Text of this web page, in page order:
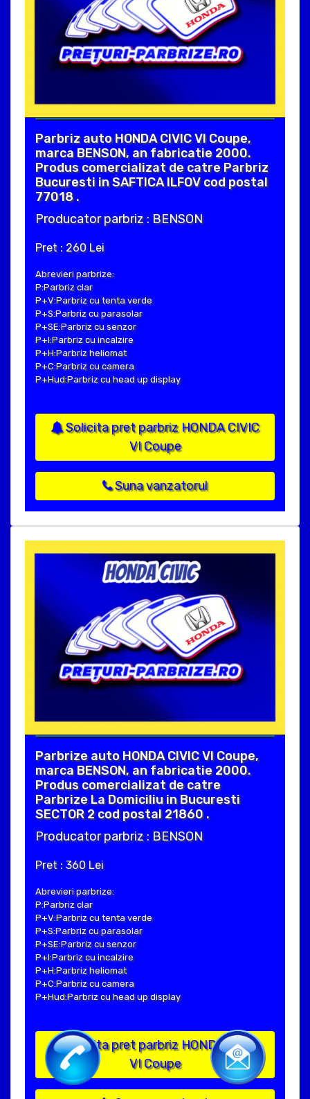
Parbriz auto HONDA CIVIC VI Coupe,
marca BENSON, an fabricatie 2000.
Produs comercializat de catre Parbriz
Bucuresti in SAFTICA ILFOV cod postal
77018 .
Producator parbriz : BENSON
Pret : 260 Lei
Abrevieri parbrize:
P:Parbriz clar
P+V:Parbriz cu tenta verde
P+S:Parbriz cu parasolar
P+SE:Parbriz cu senzor
P+I:Parbriz cu incalzire
P+H:Parbriz heliomat
P+C:Parbriz cu camera
P+Hud:Parbriz cu head up display
Solicita pret parbriz HONDA CIVIC
VI Coupe
Suna vanzatorul
Parbrize auto HONDA CIVIC VI Coupe,
marca BENSON, an fabricatie 2000.
Produs comercializat de catre
Parbrize La Domiciliu in Bucuresti
SECTOR 2 cod postal 21860 .
Producator parbriz : BENSON
Pret : 360 Lei
Abrevieri parbrize:
P:Parbriz clar
P+V:Parbriz cu tenta verde
P+S:Parbriz cu parasolar
P+SE:Parbriz cu senzor
P+I:Parbriz cu incalzire
P+H:Parbriz heliomat
P+C:Parbriz cu camera
P+Hud:Parbriz cu head up display
Solicita pret parbriz HONDA CIVIC
VI Coupe